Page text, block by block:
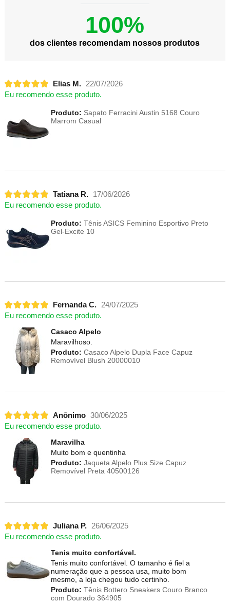
100%
dos clientes recomendam nossos produtos
Elias M.
22/07/2026
Eu recomendo esse produto.
Produto: Sapato Ferracini Austin 5168 Couro
Marrom Casual
Tatiana R.
17/06/2026
Eu recomendo esse produto.
Produto: Tênis ASICS Feminino Esportivo Preto
Gel-Excite 10
Fernanda C.
24/07/2025
Eu recomendo esse produto.
Casaco Alpelo
Maravilhoso.
Produto: Casaco Alpelo Dupla Face Capuz
Removível Blush 20000010
Anônimo 30/06/2025
Eu recomendo esse produto.
Maravilha
Muito bom e quentinha
Produto: Jaqueta Alpelo Plus Size Capuz
Removível Preta 40500126
Juliana P.
26/06/2025
Eu recomendo esse produto.
Tenis muito confortável.
Tenis muito confortável. O tamanho é fiel a
numeração que a pessoa usa, muito bom
mesmo, a loja chegou tudo certinho.
Produto: Tênis Bottero Sneakers Couro Branco
com Dourado 364905